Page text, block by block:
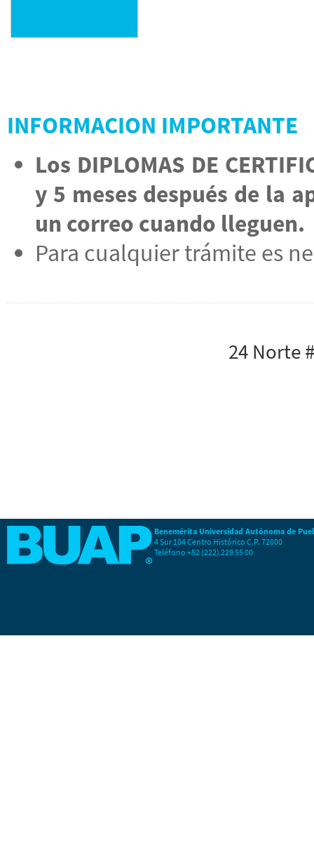
INFORMACION IMPORTANTE
Los DIPLOMAS DE
y 5 meses después de la
un correo cuando lleguen.
Para cualquier trámite es
24 Norte
Benemérita Universidad Autónoma de
4 Sur 104 Centro Histórico C.P. 72000
Teléfono +52 (222) 229 55 00